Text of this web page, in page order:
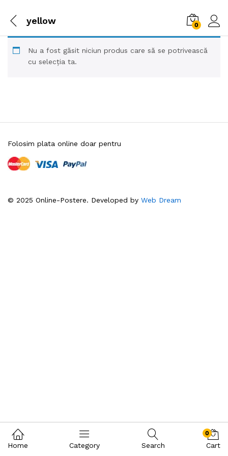
yellow 0
Nu a fost găsit niciun produs care să se potrivească
cu selecția ta.
© 2025 Online-Postere. Developed by Web Dream
Folosim plata online doar pentru
Home Category Search
0
Cart